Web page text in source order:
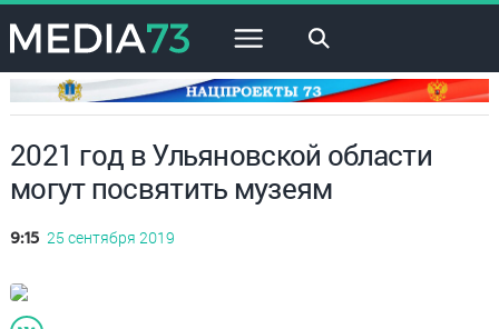
×
2021 год в Ульяновской области
могут посвятить музеям
9:15 25 сентября 2019